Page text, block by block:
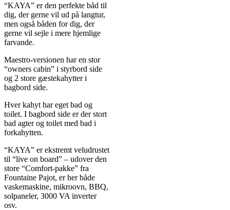
“KAYA” er den perfekte båd til
dig, der gerne vil ud på langtur,
men også båden for dig, der
gerne vil sejle i mere hjemlige
farvande.
Maestro-versionen har en stor
“owners cabin” i styrbord side
og 2 store gæstekahytter i
bagbord side.
Hver kahyt har eget bad og
toilet. I bagbord side er der stort
bad agter og toilet med bad i
forkahytten.
“KAYA” er ekstremt veludrustet
til “live on board” – udover den
store “Comfort-pakke” fra
Fountaine Pajot, er her både
vaskemaskine, mikroovn, BBQ,
solpaneler, 3000 VA inverter
osv.